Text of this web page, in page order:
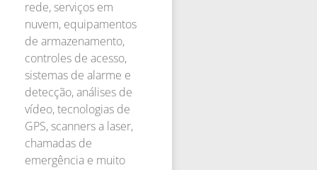
rede, serviços em
nuvem, equipamentos
de armazenamento,
controles de acesso,
sistemas de alarme e
detecção, análises de
vídeo, tecnologias de
GPS, scanners a laser,
chamadas de
emergência e muito